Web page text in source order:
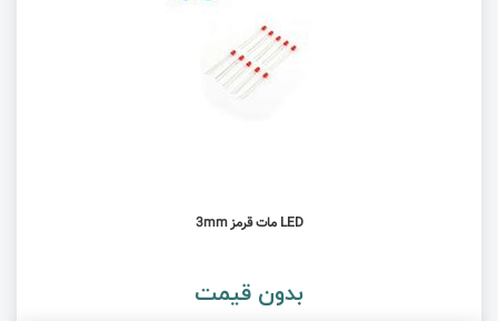
LED مات قرمز 3mm
بدون قیمت